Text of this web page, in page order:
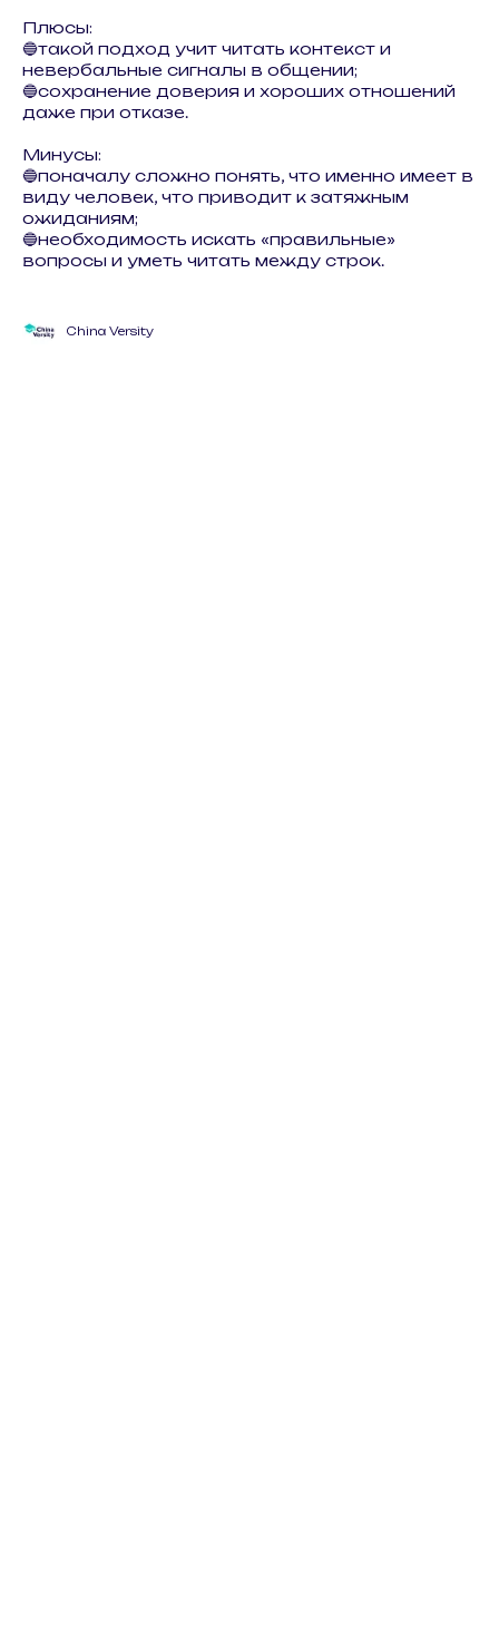
Плюсы:
🔵такой подход учит читать контекст и
невербальные сигналы в общении;
🔵сохранение доверия и хороших отношений
даже при отказе.
Минусы:
🔵поначалу сложно понять, что именно имеет в
виду человек, что приводит к затяжным
ожиданиям;
🔵необходимость искать «правильные»
вопросы и уметь читать между строк.
China Versity